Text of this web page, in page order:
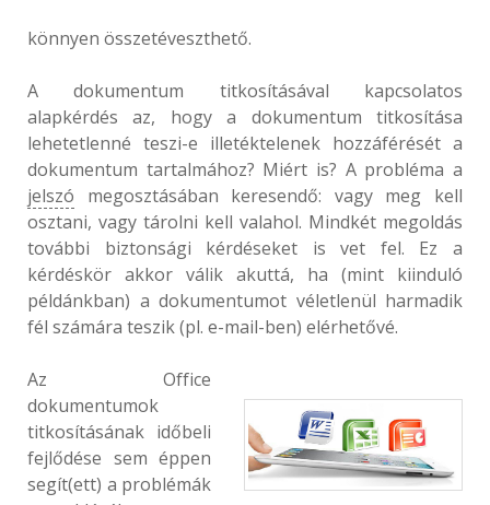
könnyen összetéveszthető.
A dokumentum titkosításával kapcsolatos
alapkérdés az, hogy a dokumentum titkosítása
lehetetlenné teszi-e illetéktelenek hozzáférését a
dokumentum tartalmához? Miért is? A probléma a
jelszó megosztásában keresendő: vagy meg kell
osztani, vagy tárolni kell valahol. Mindkét megoldás
további biztonsági kérdéseket is vet fel. Ez a
kérdéskör akkor válik akuttá, ha (mint kiinduló
példánkban) a dokumentumot véletlenül harmadik
fél számára teszik (pl. e-mail-ben) elérhetővé.
Az Office
dokumentumok
titkosításának időbeli
fejlődése sem éppen
segít(ett) a problémák